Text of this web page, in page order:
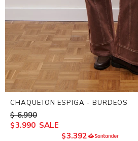
CHAQUETON ESPIGA - BURDEOS
$ 6.990
$3.990
$3.392